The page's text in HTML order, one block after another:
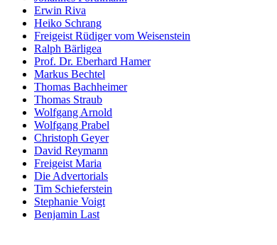
Erwin Riva
Heiko Schrang
Freigeist Rüdiger vom Weisenstein
Ralph Bärligea
Prof. Dr. Eberhard Hamer
Markus Bechtel
Thomas Bachheimer
Thomas Straub
Wolfgang Arnold
Wolfgang Prabel
Christoph Geyer
David Reymann
Freigeist Maria
Die Advertorials
Tim Schieferstein
Stephanie Voigt
Benjamin Last